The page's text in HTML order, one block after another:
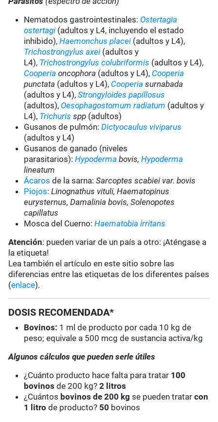
Nematodos gastrointestinales: Ostertagia
ostertagi (adultos y L4, incluyendo el estado
inhibido),Haemonchus placei (adultos y L4),
Trichostrongylus axei (adultos y
L4), Trichostrongylus colubriformis (adultos y L4),
Cooperia oncophora (adultos y L4), Cooperia
punctata (adultos y L4), Cooperia surnabada
(adultos y L4),Strongyloides papillosus
(adultos), Oesophagostomum radiatum (adultos y
L4), Trichuris spp (adultos)
Gusanos de pulmón:Dictyocaulus viviparus
(adultos y L4)
Gusanos de ganado (niveles
parasitarios):Hypoderma bovis,Hypoderma
lineatum
Ácaros de la sarna:Sarcoptes scabiei var. bovis
Piojos:Linognathus vituli, Haematopinus
eurysternus, Damalinia bovis, Solenopotes
capillatus
Mosca del Cuerno:Haematobia irritans
Atención: pueden variar de un país a otro: ¡Aténgase a
la etiqueta!
Lea también el artículo en este sitio sobre las
diferencias entre las etiquetas de los diferentes países
(enlace).
DOSIS RECOMENDADA*
Bovinos: 1 ml de producto por cada 10 kg de
peso; equivale a 500 mcg de sustancia activa/kg
Algunos cálculos que pueden serle útiles
¿Cuánto producto hace falta para tratar 100
bovinosde 200 kg?2 litros
¿Cuántos bovinos de 200 kg se pueden tratarcon
1 litro de producto? 50 bovinos